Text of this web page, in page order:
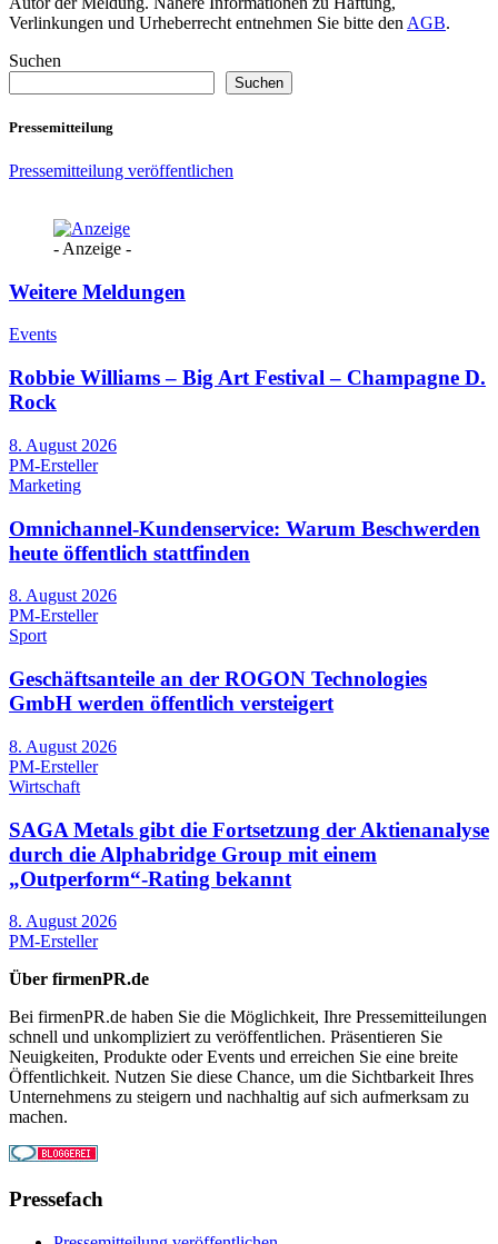
Verlinkungen und Urheberrecht entnehmen Sie bitte den AGB.
Suchen
Suchen
Pressemitteilung
Pressemitteilung veröffentlichen
- Anzeige -
Weitere Meldungen
Events
Robbie Williams – Big Art Festival – Champagne D.
Rock
8. August 2026
PM-Ersteller
Marketing
Omnichannel-Kundenservice: Warum Beschwerden
heute öffentlich stattfinden
8. August 2026
PM-Ersteller
Sport
Geschäftsanteile an der ROGON Technologies
GmbH werden öffentlich versteigert
8. August 2026
PM-Ersteller
Wirtschaft
SAGA Metals gibt die Fortsetzung der Aktienanalyse
durch die Alphabridge Group mit einem
„Outperform“-Rating bekannt
8. August 2026
PM-Ersteller
Über firmenPR.de
Bei firmenPR.de haben Sie die Möglichkeit, Ihre Pressemitteilungen
schnell und unkompliziert zu veröffentlichen. Präsentieren Sie
Neuigkeiten, Produkte oder Events und erreichen Sie eine breite
Öffentlichkeit. Nutzen Sie diese Chance, um die Sichtbarkeit Ihres
Unternehmens zu steigern und nachhaltig auf sich aufmerksam zu
machen.
Pressefach